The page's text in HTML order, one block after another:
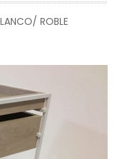
ROBLE